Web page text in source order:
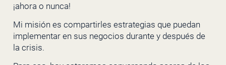
¡ahora o nunca!
Mi misión es compartirles estrategias que puedan
implementar en sus negocios durante y después de
la crisis.